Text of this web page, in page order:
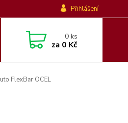
Přihlášení
0ks
za 0 Kč
FlexBar OCEL